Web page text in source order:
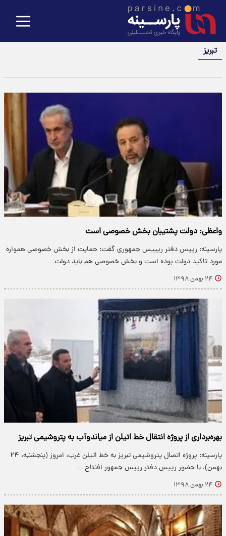
تبریز
واعظی: دولت پشتیبان بخش خصوصی است
پارسینه: رییس دفتر ریییس جمهوری گفت: ‌حمایت از بخش خصوصی همواره
مورد تاکید دولت بوده است و بخش خصوصی هم باید دولت…
۲۴ بهمن ۱۳۹۸
بهره‌برداری از پروژه انتقال خط اتیلن از میاندوآب به پتروشیمی تبریز
پارسینه: پروژه اتصال پتروشیمی تبریز به خط اتیلن غرب، امروز (پنجشنبه، ۲۴
بهمن)، با حضور رییس دفتر رییس جمهور افنتاح …
۲۴ بهمن ۱۳۹۸